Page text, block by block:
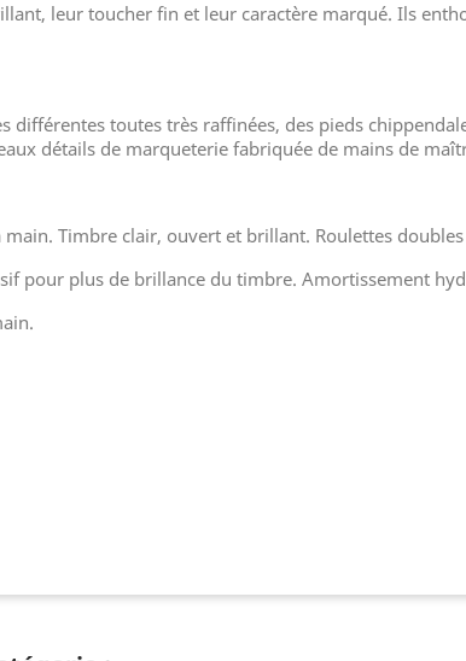
leur toucher fin et leur caractère marqué. Ils
différentes toutes très raffinées, des pieds
détails de marqueterie fabriquée de mains de
Timbre clair, ouvert et brillant. Roulettes
pour plus de brillance du timbre. Amortissement